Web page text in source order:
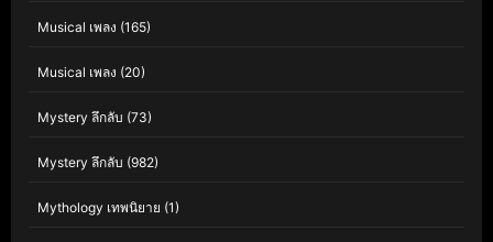
Musical เพลง (165)
Musical เพลง (20)
Mystery ลึกลับ (73)
Mystery ลึกลับ (982)
Mythology เทพนิยาย (1)